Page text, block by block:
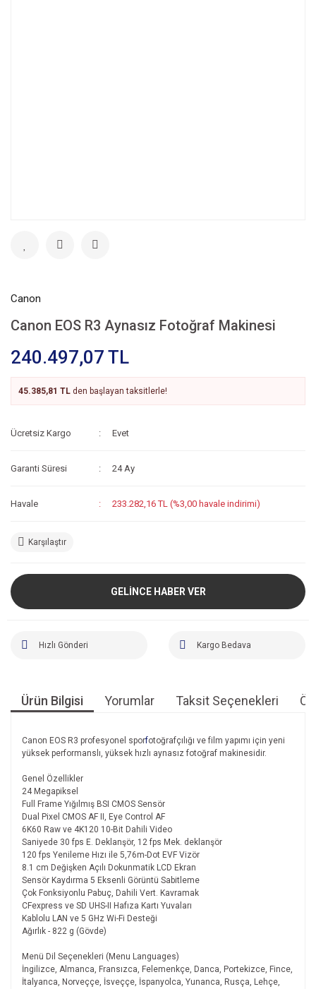
Canon
Canon EOS R3 Aynasız Fotoğraf Makinesi
240.497,07 TL
45.385,81 TL den başlayan taksitlerle!
Ücretsiz Kargo Evet
Garanti Süresi 24 Ay
Havale 233.282,16 TL (%3,00 havale indirimi)
Karşılaştır
GELİNCE HABER VER
Hızlı Gönderi Kargo Bedava
Ürün Bilgisi Yorumlar Taksit Seçenekleri
Canon EOS R3 profesyonel sporfotoğrafçılığı ve film yapımı için yeni
yüksek performanslı, yüksek hızlı aynasız fotoğraf makinesidir.
Genel Özellikler
24 Megapiksel
Full Frame Yığılmış BSI CMOS Sensör
Dual Pixel CMOS AF II, Eye Control AF
6K60 Raw ve 4K120 10-Bit Dahili Video
Saniyede 30 fps E. Deklanşör, 12 fps Mek. deklanşör
120 fps Yenileme Hızı ile 5,76m-Dot EVF Vizör
8.1 cm Değişken Açılı Dokunmatik LCD Ekran
Sensör Kaydırma 5 Eksenli Görüntü Sabitleme
Çok Fonksiyonlu Pabuç, Dahili Vert. Kavramak
CFexpress ve SD UHS-II Hafıza Kartı Yuvaları
Kablolu LAN ve 5 GHz Wi-Fi Desteği
Ağırlık - 822 g (Gövde)
Menü Dil Seçenekleri (Menu Languages)
İngilizce, Almanca, Fransızca, Felemenkçe, Danca, Portekizce, Fince,
İtalyanca, Norveççe, İsveççe, İspanyolca, Yunanca, Rusça, Lehçe,